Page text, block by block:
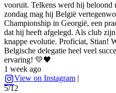
vooruit. Telkens werd hij beloond
zondag mag hij België
Championship in Georgië, een
dat hij heeft afgelegd. Als club
knappe evolutie. Proficiat, Stian!
Belgische delegatie heel veel
ervaring! 💛🖤
1 week ago
View on Instagram |
5/12